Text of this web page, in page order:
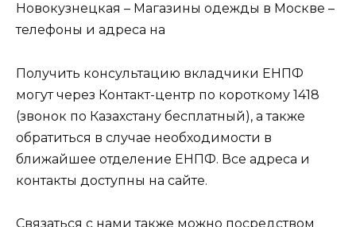
Новокузнецкая – Магазины одежды в Москве –
телефоны и адреса на
Получить консультацию вкладчики ЕНПФ
могут через Контакт-центр по короткому 1418
(звонок по Казахстану бесплатный), а также
обратиться в случае необходимости в
ближайшее отделение ЕНПФ. Все адреса и
контакты доступны на сайте.
Связаться с нами также можно посредством